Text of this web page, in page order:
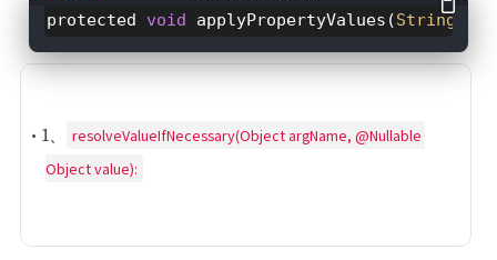
protected void applyPropertyValues(String
• 1、
resolveValueIfNecessary(Object argName, @Nullable
Object value):